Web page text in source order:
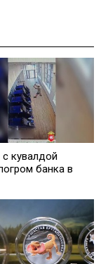
кувалдой
банка в